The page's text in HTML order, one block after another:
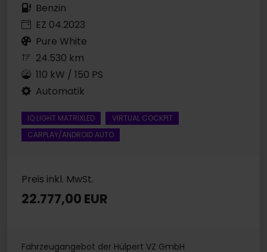
Benzin
EZ 04.2023
Pure White
24.530 km
110 kW / 150 PS
Automatik
IQ.LIGHT MATRIXLED
VIRTUAL COCKPIT
CARPLAY/ANDROID AUTO
Preis inkl. MwSt.
22.777,00 EUR
Fahrzeugangebot der Hülpert VZ GmbH